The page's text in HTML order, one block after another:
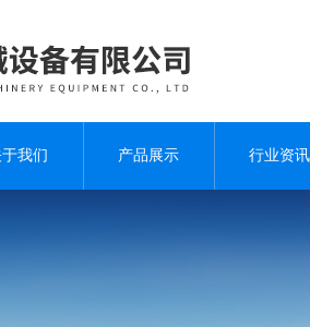
我们 产品展示 行业资讯